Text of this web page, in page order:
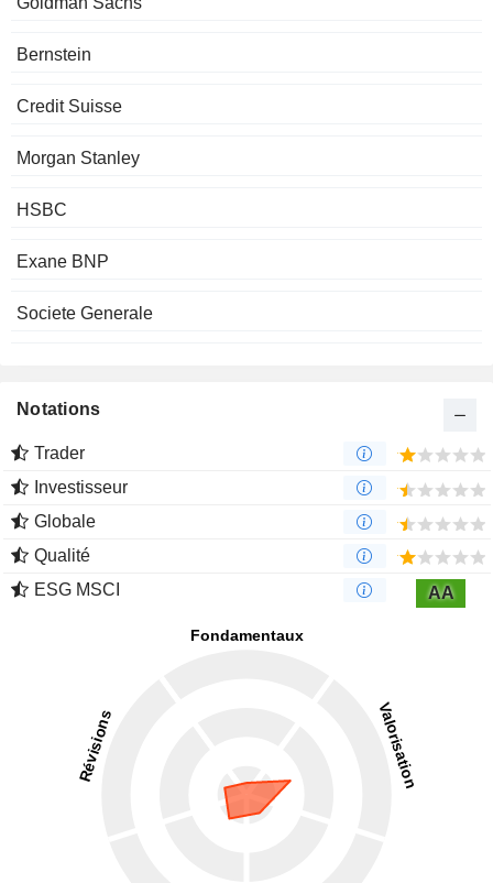
Bernstein
Credit Suisse
Morgan Stanley
HSBC
Exane BNP
Societe Generale
Notations
Trader
Investisseur
Globale
Qualité
ESG MSCI
AA